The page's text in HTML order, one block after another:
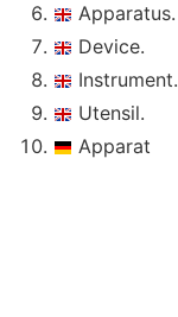
Apparatus.
Device.
Instrument.
Utensil.
Apparat